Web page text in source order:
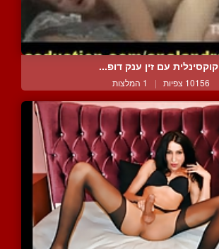
קוקסינלית עם זין ענק דופ...
10156 צפיות | 1 המלצות